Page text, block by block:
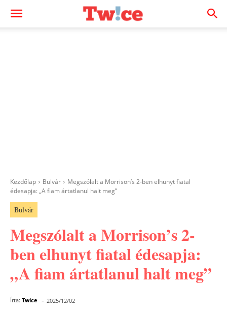
Kezdőlap Bulvár
Megszólalt a Morrison’s 2-ben elhunyt fiatal
édesapja: „A fiam ártatlanul halt meg”
Bulvár
Megszólalt a Morrison’s 2-
ben elhunyt fiatal édesapja:
„A fiam ártatlanul halt meg”
Írta: Twice - 2025/12/02